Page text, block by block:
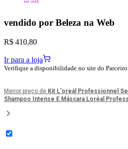
vendido por Beleza na Web
R$ 410,80
Ir para a loja
Verifique a disponibilidade no site do
Menor preço de Kit L'oreál Professionnel
Shampoo Intense E Máscara Loréal